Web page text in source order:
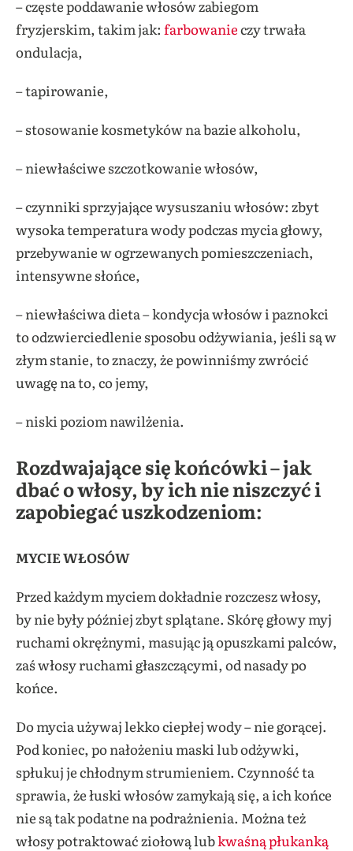
– częste poddawanie włosów zabiegom
fryzjerskim, takim jak: farbowanieczy trwała
ondulacja,
– tapirowanie,
– stosowanie kosmetyków na bazie alkoholu,
– niewłaściwe szczotkowanie włosów,
– czynniki sprzyjające wysuszaniu włosów: zbyt
wysoka temperatura wody podczas mycia głowy,
przebywanie w ogrzewanych pomieszczeniach,
intensywne słońce,
– niewłaściwa dieta – kondycja włosów i paznokci
to odzwierciedlenie sposobu odżywiania, jeśli są w
złym stanie, to znaczy, że powinniśmy zwrócić
uwagę na to, co jemy,
– niski poziom nawilżenia.
Rozdwajające się końcówki – jak
dbać o włosy, by ich nie niszczyć i
zapobiegać uszkodzeniom:
MYCIE WŁOSÓW
Przed każdym myciem dokładnie rozczesz włosy,
by nie były później zbyt splątane. Skórę głowy myj
ruchami okrężnymi, masując ją opuszkami palców,
zaś włosy ruchami głaszczącymi, od nasady po
końce.
Do mycia używaj lekko ciepłej wody – nie gorącej.
Pod koniec, po nałożeniu maski lub odżywki,
spłukuj je chłodnym strumieniem. Czynność ta
sprawia, że łuski włosów zamykają się, a ich końce
nie są tak podatne na podrażnienia. Można też
włosy potraktować ziołową lubkwaśną płukanką